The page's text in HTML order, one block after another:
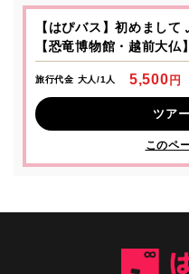
【はぴバス】初めまし
【恐竜博物館・越前大仏】
旅行代金 大人/1人 5,500 円
ツア
このペ